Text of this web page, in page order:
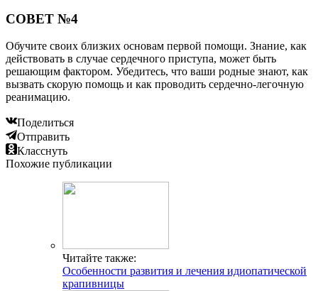
СОВЕТ №4
Обучите своих близких основам первой помощи. Знание, как
действовать в случае сердечного приступа, может быть
решающим фактором. Убедитесь, что ваши родные знают, как
вызвать скорую помощь и как проводить сердечно-легочную
реанимацию.
Поделиться
Отправить
Класснуть
Похожие публикации
Читайте также:
Особенности развития и лечения идиопатической
крапивницы